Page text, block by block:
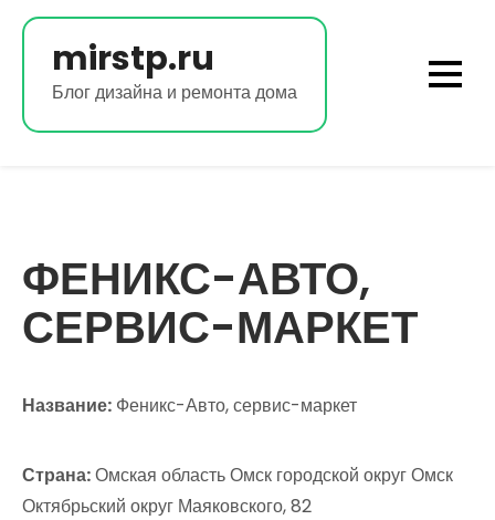
Перейти
содержимомуmirstp.ru
Блог дизайна и ремонта дома
ФЕНИКС-АВТО,
СЕРВИС-МАРКЕТ
Название: Феникс-Авто, сервис-маркет
Страна:Омская область Омск городской округ Омск
Октябрьский округ Маяковского, 82